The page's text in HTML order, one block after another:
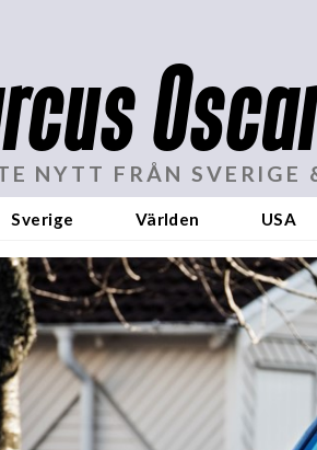
NYTT FRÅN SVERIGE
Sverige Världen USA